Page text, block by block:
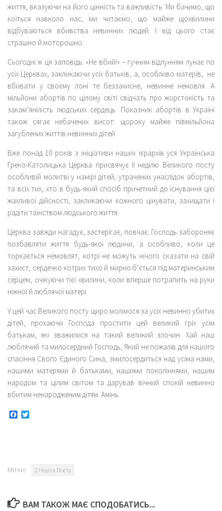
життя, вказуючи на його цінність та важливість. Ми бачимо, що
коїться навколо нас, ми читаємо, що майже щохвилини
відбуваються вбивства невинних людей. І від цього стає
страшно й моторошно.
Сьогодні ж ця заповідь: «Не вбий!» – гучним відлунням лунає по
усіх Церквах, закликаючи усіх батьків, а, особливо матерів, не
вбивати у своєму лоні те беззахисне, невинне немовля. А
мільйони абортів по цілому світі свідчать про жорстокість та
закам’янілість людських сердець. Показник абортів в Україні
також сягає небачених висот: щороку майже півмільйона
загублених життів невинних дітей.
Вже понад 10 років з ініціативи наших ієрархів уся Українська
Греко-Католицька Церква присвячує ІІ неділю Великого посту
особливій молитві у намірі дітей, утрачених унаслідок абортів,
та всіх тих, хто в будь-який спосіб причетний до існування цієї
жахливої дійсності, закликаючи кожного цінувати, захищати і
радіти таїнством людського життя.
Церква завжди нагадує, застерігає, повчає: Господь забороняє
позбавляти життя будь-якої людини, а особливо, коли це
торкається немовлят, котрі не можуть нічого сказати на свій
захист, сердечко котрих тихо й мирно б’ється під материнським
серцем, очікуючи тієї хвилини, коли вперше потрапить на руки
ніжної й люблячої матері.
У цей час Великого посту щиро молімося за усіх невинно убитих
дітей, прохаючи Господа простити цей великий гріх усім
батькам, які зважилися на такий великий злочин. Хай наш
люблячий та милосердний Господь, Який не пожалів для нашого
спасіння Свого Єдиного Сина, змилосердиться над усіма нами,
нашими матерями й батьками, нашими поколіннями, нашим
народом та цілим світом та дарував вічний спокій невинно
вбитим ненародженим дітям. Амінь.
Facebook
Мітки: 2 Неділя Посту
ВАМ ТАКОЖ МАЄ СПОДОБАТИСЬ...